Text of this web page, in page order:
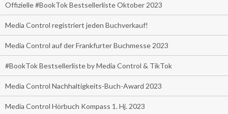
Offizielle #BookTok Bestsellerliste Oktober 2023
Media Control registriert jeden Buchverkauf!
Media Control auf der Frankfurter Buchmesse 2023
#BookTok Bestsellerliste by Media Control & TikTok
Media Control Nachhaltigkeits-Buch-Award 2023
Media Control Hörbuch Kompass 1. Hj. 2023